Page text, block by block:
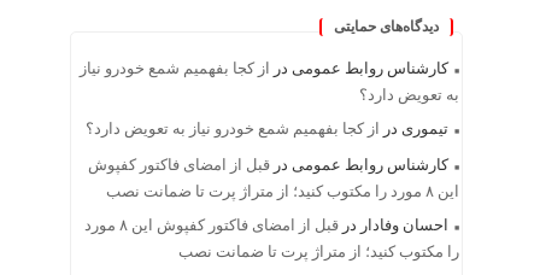
دیدگاه‌های حمایتی
کارشناس روابط عمومی در
از کجا بفهمیم شمع خودرو نیاز
به تعویض دارد؟
تیموری در
از کجا بفهمیم شمع خودرو نیاز به تعویض دارد؟
کارشناس روابط عمومی در قبل از امضای فاکتور کفپوش
این ۸ مورد را مکتوب کنید؛ از متراژ پرت تا ضمانت نصب
احسان وفادار در
قبل از امضای فاکتور کفپوش این ۸ مورد
را مکتوب کنید؛ از متراژ پرت تا ضمانت نصب